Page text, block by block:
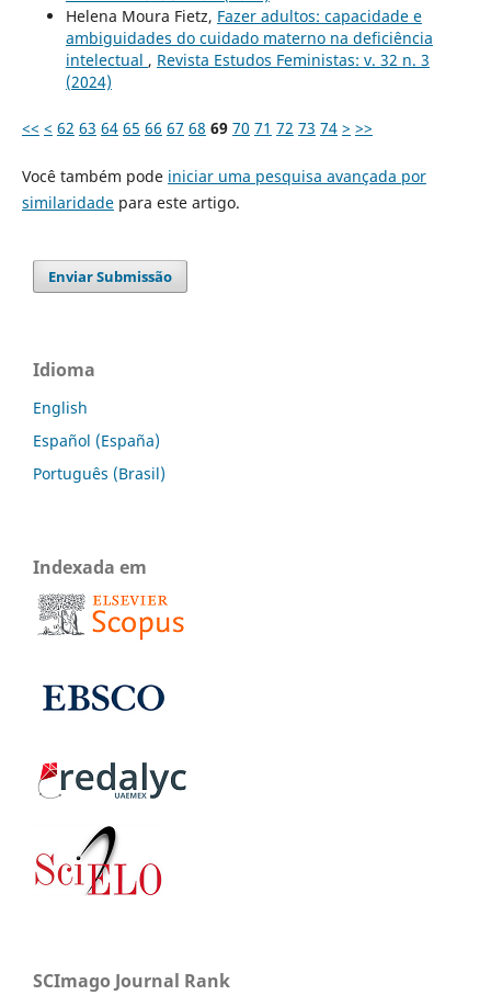
Helena Moura Fietz, Fazer adultos: capacidade e
ambiguidades do cuidado materno na deficiência
intelectual , Revista Estudos Feministas: v. 32 n. 3
(2024)
<< < 62 63 64 65 66 67 68 69 70 71 72 73 74 > >>
Você também pode iniciar uma pesquisa avançada por
similaridadepara este artigo.
Enviar Submissão
Idioma
English
Español (España)
Português (Brasil)
Indexada em
SCImago Journal Rank